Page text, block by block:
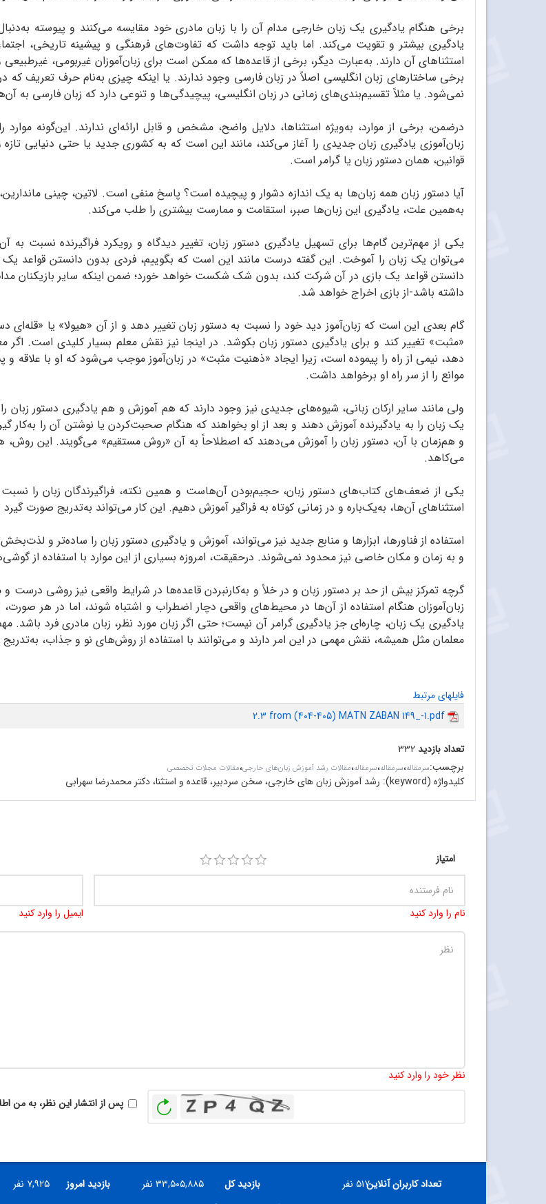
برخی هنگام یادگیری یک زبان خارجی مدام آن را با زبان مادری خود مقایسه می‌کنند و پیوسته
یادگیری بیشتر و تقویت می‌کند. اما باید توجه داشت که تفاوت‌های فرهنگی و پیشینه‌ تاریخی،
استثناهای آن دارند. به‌عبارت دیگر، برخی از قاعده‌ها که ممکن است برای زبان‌آموزان غیربومی،
برخی ساختارهای زبان انگلیسی اصلاً در زبان فارسی وجود ندارند. یا اینکه چیزی به‌نام حرف تعریف که
نمی‌شود. یا مثلاً تقسیم‌بندی‌های زمانی در زبان انگلیسی، پیچیدگی‌ها و تنوعی دارد که زبان فارسی به
درضمن، برخی از موارد، به‌ویژه استثناها، دلایل واضح، مشخص و قابل ارائه‌ای ندارند. این‌گونه
زبان‌آموزی یادگیری زبان جدیدی را آغاز می‌کند، مانند این است که به کشوری جدید یا حتی دنیایی
قوانین، همان دستور زبان یا گرامر است.
آیا دستور زبان همه‌ زبان‌ها به یک اندازه دشوار و پیچیده است؟ پاسخ منفی است. لاتین، چینی
به‌همین علت، یادگیری این زبان‌ها صبر، استقامت و ممارست بیشتری را طلب می‌کند.
یکی از مهم‌ترین گام‌ها برای تسهیل یادگیری دستور زبان، تغییر دیدگاه و رویکرد فراگیرنده نسبت
می‌توان یک زبان را آموخت. این گفته درست مانند این است که بگوییم، فردی بدون دانستن قواعد
دانستن قواعد یک بازی در آن شرکت کند، بدون شک شکست خواهد خورد؛ ضمن اینکه سایر بازیکنان
داشته باشد-از بازی اخراج خواهد شد.
گام بعدی این است که زبان‌آموز دید خود را نسبت به دستور زبان تغییر دهد و از آن «هیولا» یا
«مثبت» تغییر کند و برای یادگیری دستور زبان بکوشد. در اینجا نیز نقش معلم بسیار کلیدی است. اگر
دهد، نیمی از راه را پیموده است، زیرا ایجاد «ذهنیت مثبت» در زبان‌آموز موجب می‌شود که او با علاقه و
موانع را از سر راه او برخواهد داشت.
ولی مانند سایر ارکان زبانی، شیوه‌های جدیدی نیز وجود دارند که هم آموزش و هم یادگیری دستور زبان
یک زبان را به یادگیرنده آموزش دهند و بعد از او بخواهند که هنگام صحبت‌کردن یا نوشتن آن را به‌کار
و هم‌زمان با آن، دستور زبان را آموزش می‌دهند که اصطلاحاً به آن «روش مستقیم» می‌گویند. این روش،
می‌کاهد.
یکی از ضعف‌های کتاب‌های دستور زبان، حجیم‌بودن آن‌هاست و همین نکته، فراگیرندگان زبان را
استثناهای آن‌ها، به‌یک‌باره و در زمانی کوتاه به فراگیر آموزش دهیم. این کار می‌تواند به‌تدریج صورت
استفاده از فناورها، ابزارها و منابع جدید نیز می‌تواند، آموزش و یادگیری دستور زبان را ساده‌تر و
و به زمان و مکان خاصی نیز محدود نمی‌شوند. درحقیقت، امروزه بسیاری از این موارد با استفاده از
گرچه تمرکز بیش از حد بر دستور زبان و در خلأ و به‌کارنبردن قاعده‌ها ‌در شرایط واقعی نیز روشی
زبان‌آموزان هنگام استفاده از آن‌ها در محیط‌های واقعی دچار اضطراب و اشتباه شوند، اما در هر صورت،
یادگیری یک زبان، چاره‌ای جز یادگیری گرامر آن نیست؛ حتی اگر زبان مورد نظر، زبان مادری‌ فرد
معلمان مثل همیشه، نقش مهمی در این امر دارند و می‌توانند با استفاده از روش‌های نو و جذاب، به‌تدریج
فایلهای مرتبط
2.3 from (404-405) MATN ZABAN 149_-1.pdf
تعداد بازدید۳۳۲
برچسب:سرمقاله‌،سرمقاله،سرمقاله،مقالات رشد آموزش زبان‌های خارجی،مقالات مجلات تخصصی
کلیدواژه (keyword): رشد آموزش زبان های خارجی، سخن سردبیر، قاعده و استثنا، دکتر محمدرضا سهرابی
امتیاز
نام را وارد کنید ایمیل را وارد کنید
نظر خود را وارد کنید
بازخوانیپس از انتشار این نظر، به من
تعداد کاربران آنلاین۵۱۷ نفر بازدید کل ۳۳,۵۰۵,۸۸۵ نفر بازدید امروز
۷,۹۲۵ نفر